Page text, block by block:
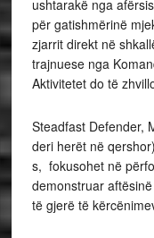
ushtarakë nga
për gatishmërinë
zjarrit direkt në
trajnuese nga
Aktivitetet do të
Steadfast Defender,
deri herët në
s, fokusohet në
demonstruar
të gjerë të